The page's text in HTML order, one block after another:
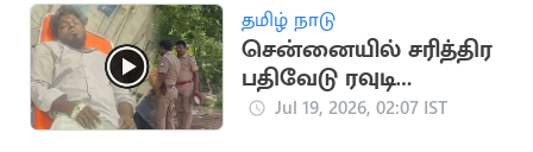
தமிழ் நாடு
சென்னையில் சரித்திர
பதிவேடு ரவுடி
துப்பாக்கியால்
Jul 19, 2026, 02:07 IST